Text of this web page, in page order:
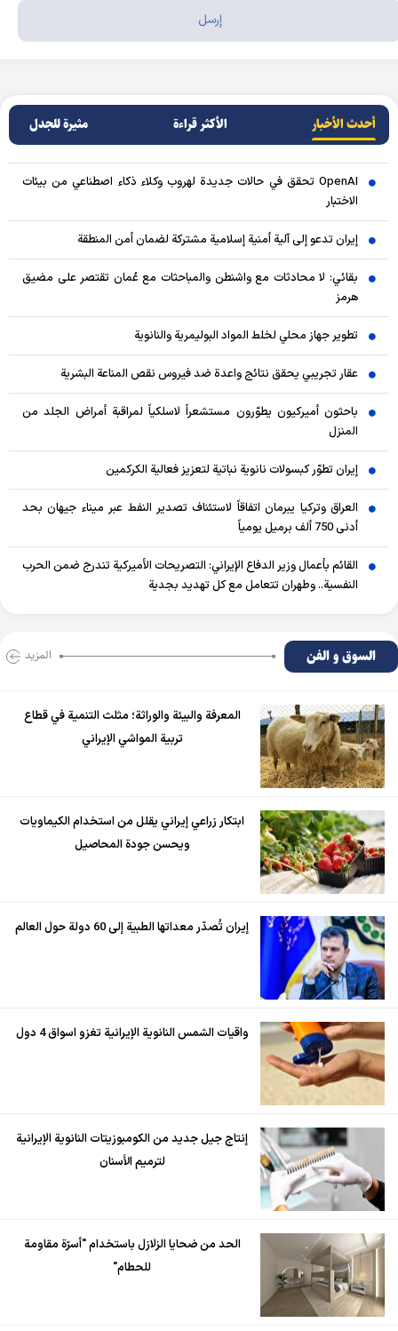
أحدث الأخبار الأکثر قراءة مثيرة للجدل
OpenAI تحقق في حالات جديدة لهروب وكلاء ذكاء اصطناعي من بيئات
الاختبار
إيران تدعو إلى آلية أمنية إسلامية مشتركة لضمان أمن المنطقة
بقائي: لا محادثات مع واشنطن والمباحثات مع عُمان تقتصر على مضيق
هرمز
تطوير جهاز محلي لخلط المواد البوليمرية والنانوية
عقار تجريبي يحقق نتائج واعدة ضد فيروس نقص المناعة البشرية
باحثون أميركيون يطوّرون مستشعراً لاسلكياً لمراقبة أمراض الجلد من
المنزل
إيران تطوّر كبسولات نانوية نباتية لتعزيز فعالية الكركمين
العراق وتركيا يبرمان اتفاقاً لاستئناف تصدير النفط عبر ميناء جيهان بحد
أدنى 750 ألف برميل يومياً
القائم بأعمال وزير الدفاع الإيراني: التصريحات الأميركية تندرج ضمن الحرب
النفسية.. وطهران تتعامل مع كل تهديد بجدية
السوق و الفن المزید
المعرفة والبيئة والوراثة؛ مثلث التنمية في قطاع
تربية المواشي الإيراني
ابتكار زراعي إيراني يقلل من استخدام الكيماويات
ويحسن جودة المحاصيل
إيران تُصدّر معداتها الطبية إلى 60 دولة حول العالم
واقيات الشمس النانوية الإيرانية تغزو اسواق 4 دول
إنتاج جيل جديد من الكومبوزيتات النانوية الإيرانية
لترميم الأسنان
الحد من ضحايا الزلازل باستخدام "أسرّة مقاومة
للحطام"